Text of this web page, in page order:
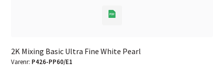
2K Mixing Basic Ultra Fine White Pearl
Varenr: P426-PP60/E1